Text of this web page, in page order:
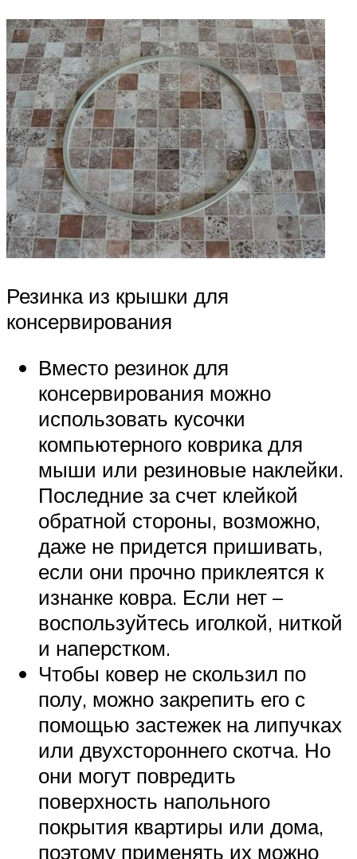
Резинка из крышки для
консервирования
Вместо резинок для
консервирования можно
использовать кусочки
компьютерного коврика для
мыши или резиновые наклейки.
Последние за счет клейкой
обратной стороны, возможно,
даже не придется пришивать,
если они прочно приклеятся к
изнанке ковра. Если нет –
воспользуйтесь иголкой, ниткой
и наперстком.
Чтобы ковер не скользил по
полу, можно закрепить его с
помощью застежек на липучках
или двухстороннего скотча. Но
они могут повредить
поверхность напольного
покрытия квартиры или дома,
поэтому применять их можно